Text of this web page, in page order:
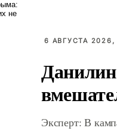
6 АВГУСТА 2026,
Эксперт: В